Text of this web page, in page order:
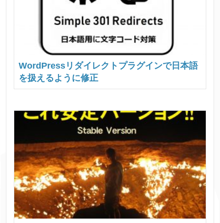
WordPressリダイレクトプラグインで日本語
を扱えるように修正